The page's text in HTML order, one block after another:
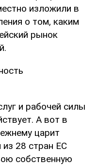
изложили в
о том, каким
рынок
и рабочей силы
А вот в
царит
28 стран ЕС
собственную